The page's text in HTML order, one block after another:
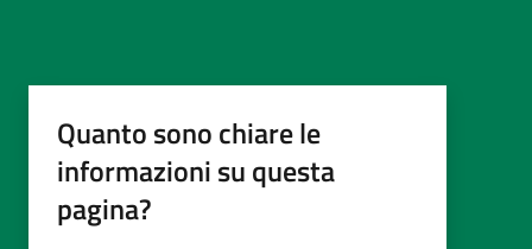
Quanto sono chiare le
informazioni su questa
pagina?